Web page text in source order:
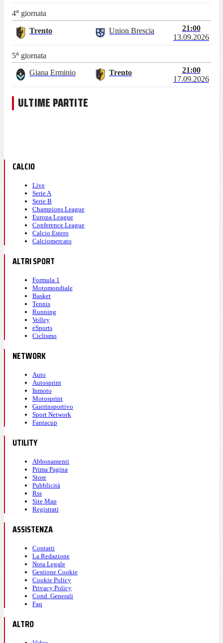
4a giornata
Trento Union Brescia
21:00
13.09.2026
5a giornata
Giana Erminio Trento
21:00
17.09.2026
ULTIME PARTITE
CALCIO
Live
Serie A
Serie B
Champions League
Europa League
Conference League
Calcio Estero
Calciomercato
ALTRI SPORT
Formula 1
Motomondiale
Basket
Tennis
Running
Volley
eSports
Ciclismo
NETWORK
Auto
Autosprint
Inmoto
Motosprint
Guerinsportivo
Sport Network
Fantacup
UTILITY
Abbonamenti
Prima Pagina
Store
Pubblicità
Rss
Site Map
Registrati
ASSISTENZA
Contatti
La Redazione
Nota Legale
Gestione Cookie
Cookie Policy
Privacy Policy
Cond. Generali
Faq
ALTRO